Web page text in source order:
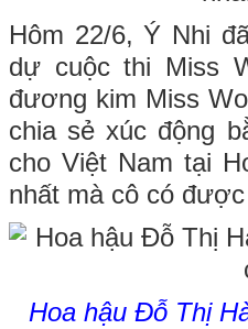
Hôm 22/6, Ý Nhi
dự cuộc thi Miss
đương kim Miss
chia sẻ xúc động
cho Việt Nam tại
nhất mà cô có
Hoa hậu Đỗ Thị